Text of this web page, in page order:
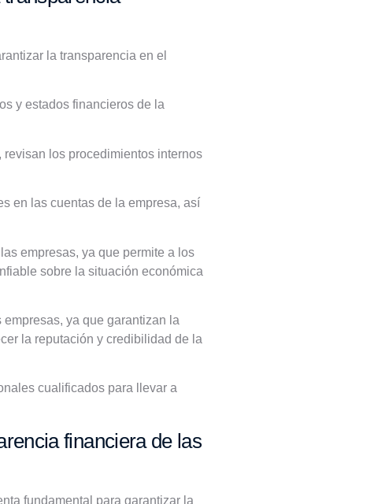
la transparencia en el
y estados financieros de la
los procedimientos internos
en las cuentas de la empresa, así
empresas, ya que permite a los
sobre la situación económica
ya que garantizan la
la reputación y credibilidad de la
cualificados para llevar a
financiera de las
fundamental para garantizar la